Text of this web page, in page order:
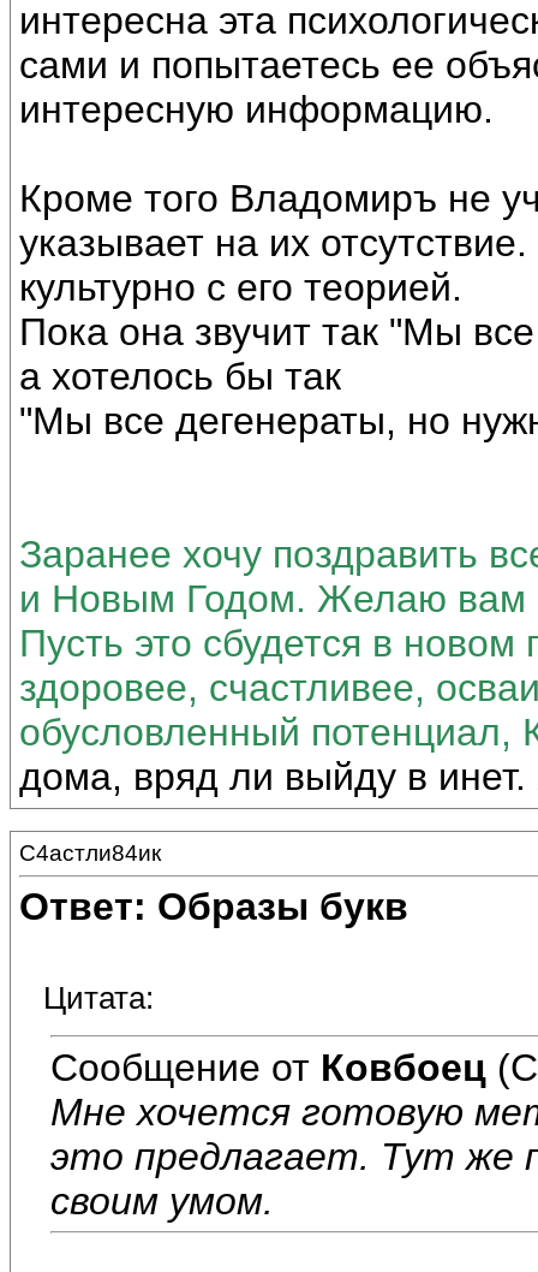
интересна эта
сами и попытаетесь ее
интересную информацию.
Кроме того Владомиръ не
указывает на их
культурно с его теорией.
Пока она звучит так "Мы
а хотелось бы так
"Мы все дегенераты, но
Заранее хочу поздравить
и Новым Годом. Желаю вам
Пусть это сбудется в
здоровее, счастливее,
обусловленный потенциал,
дома, вряд ли выйду в
С4астли84ик
Ответ: Образы букв
Цитата:
Сообщение от Ковбоец
Мне хочется готовую
это предлагает. Тут же
своим умом.